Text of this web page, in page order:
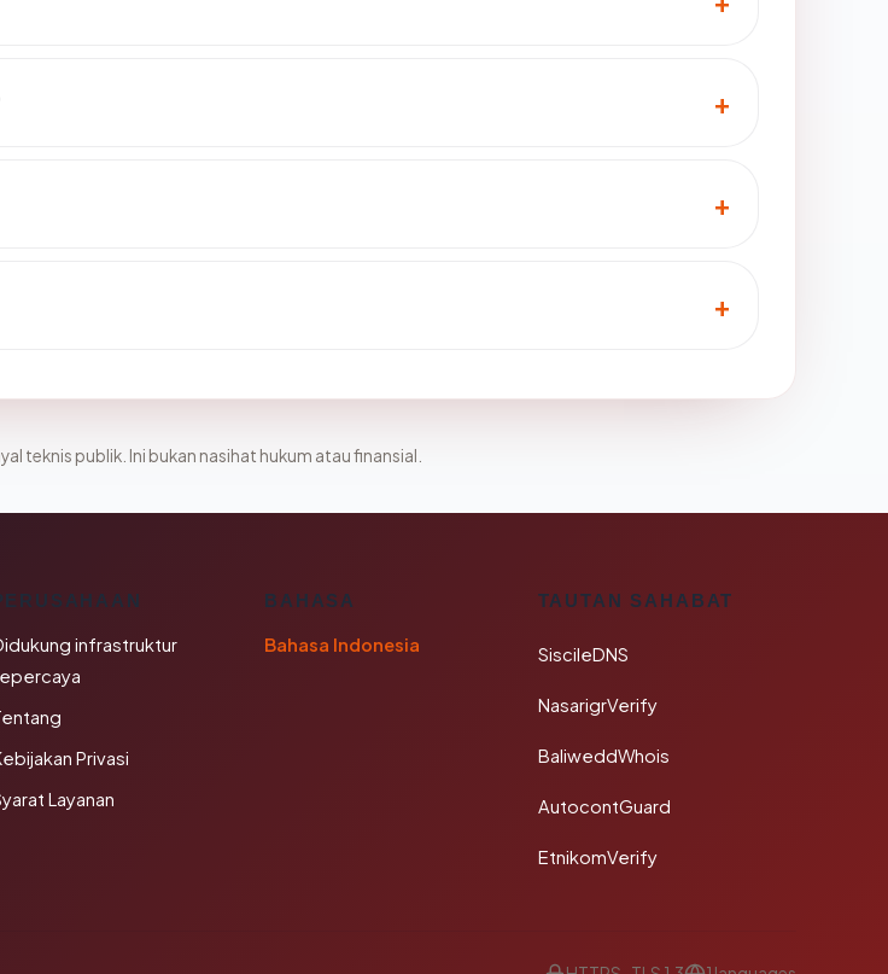
teknis publik. Ini bukan nasihat hukum atau finansial.
infrastruktur
Privasi
Layanan
BAHASA
Bahasa Indonesia
TAUTAN SAHABAT
SiscileDNS
NasarigrVerify
BaliweddWhois
AutocontGuard
EtnikomVerify